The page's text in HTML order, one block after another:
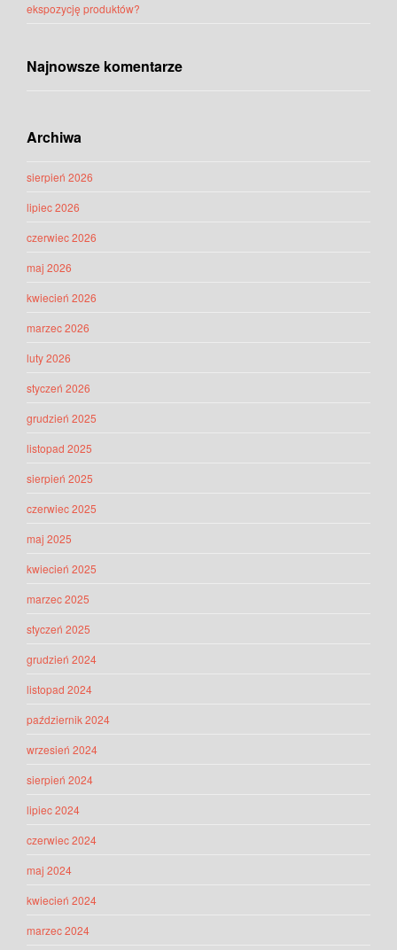
ekspozycję produktów?
Najnowsze komentarze
Archiwa
sierpień 2026
lipiec 2026
czerwiec 2026
maj 2026
kwiecień 2026
marzec 2026
luty 2026
styczeń 2026
grudzień 2025
listopad 2025
sierpień 2025
czerwiec 2025
maj 2025
kwiecień 2025
marzec 2025
styczeń 2025
grudzień 2024
listopad 2024
październik 2024
wrzesień 2024
sierpień 2024
lipiec 2024
czerwiec 2024
maj 2024
kwiecień 2024
marzec 2024